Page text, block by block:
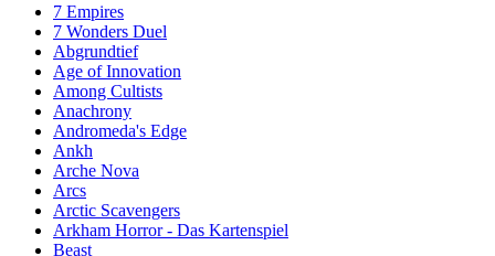
7 Empires
7 Wonders Duel
Abgrundtief
Age of Innovation
Among Cultists
Anachrony
Andromeda's Edge
Ankh
Arche Nova
Arcs
Arctic Scavengers
Arkham Horror - Das Kartenspiel
Beast